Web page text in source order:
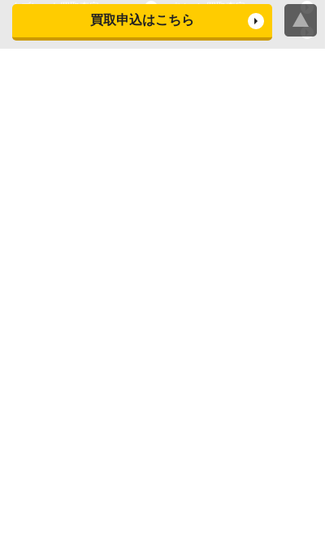
買取申込はこちら
タブレット買取査定 パソコン買取査定